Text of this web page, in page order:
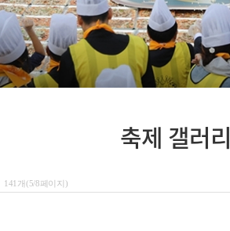
축제 갤러리
141개(5/8페이지)